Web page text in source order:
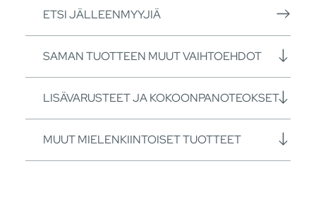
ETSI JÄLLEENMYYJIÄ
SAMAN TUOTTEEN MUUT VAIHTOEHDOT
LISÄVARUSTEET JA KOKOONPANOTEOKSET
MUUT MIELENKIINTOISET TUOTTEET